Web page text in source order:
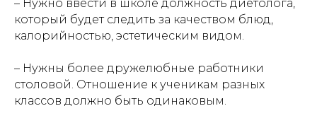
– Нужно ввести в школе должность диетолога,
который будет следить за качеством блюд,
калорийностью, эстетическим видом.
– Нужны более дружелюбные работники
столовой. Отношение к ученикам разных
классов должно быть одинаковым.